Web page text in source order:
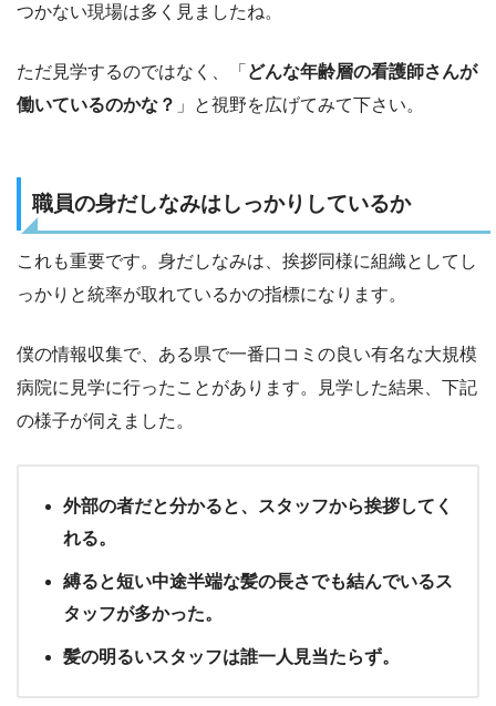
つかない現場は多く見ましたね。
ただ見学するのではなく、「 どんな年齢層の看護師さんが
働いているのかな？ 」と視野を広げてみて下さい。
職員の身だしなみはしっかりしているか
これも重要です。身だしなみは、挨拶同様に組織としてし
っかりと統率が取れているかの指標になります。
僕の情報収集で、ある県で一番口コミの良い有名な大規模
病院に見学に行ったことがあります。見学した結果、下記
の様子が伺えました。
外部の者だと分かると、スタッフから挨拶してく
れる。
縛ると短い中途半端な髪の長さでも結んでいるス
タッフが多かった。
髪の明るいスタッフは誰一人見当たらず。